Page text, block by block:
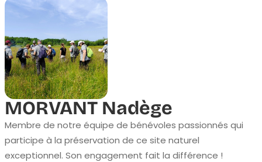
MORVANT Nadège
Membre de notre équipe de bénévoles passionnés qui
participe à la préservation de ce site naturel
exceptionnel. Son engagement fait la différence !